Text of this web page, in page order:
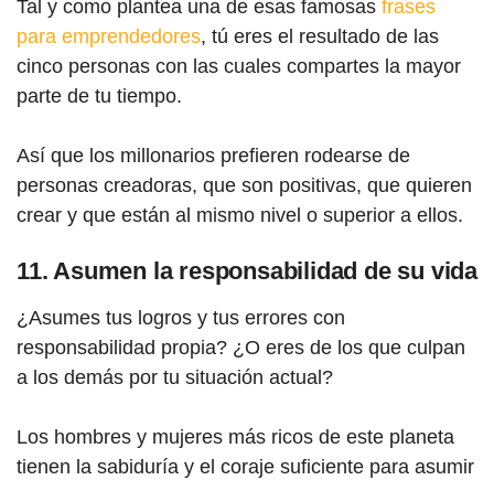
Tal y como plantea una de esas famosas frases
para emprendedores, tú eres el resultado de las
cinco personas con las cuales compartes la mayor
parte de tu tiempo.
Así que los millonarios prefieren rodearse de
personas creadoras, que son positivas, que quieren
crear y que están al mismo nivel o superior a ellos.
11. Asumen la responsabilidad de su vida
¿Asumes tus logros y tus errores con
responsabilidad propia? ¿O eres de los que culpan
a los demás por tu situación actual?
Los hombres y mujeres más ricos de este planeta
tienen la sabiduría y el coraje suficiente para asumir